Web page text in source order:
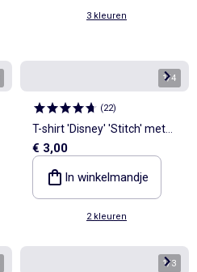
3 kleuren
1/4
(22)
T-shirt 'Disney' 'Stitch' met
korte mouwen
€ 3,00
In winkelmandje
2 kleuren
1/3